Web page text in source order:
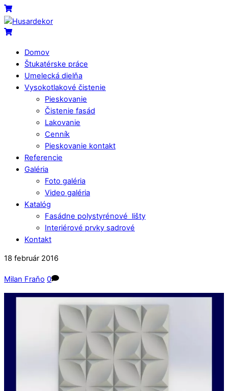
Skip
to
content
Menu
Cart
Cart
Domov
Štukatérske práce
Umelecká dielňa
Vysokotlakové čistenie
Pieskovanie
Čistenie fasád
Lakovanie
Cenník
Pieskovanie kontakt
Referencie
Galéria
Foto galéria
Video galéria
Katalóg
Fasádne polystyrénové lišty
Interiérové prvky sadrové
Kontakt
Close
Close
18 február 2016
Milan Fraňo 0